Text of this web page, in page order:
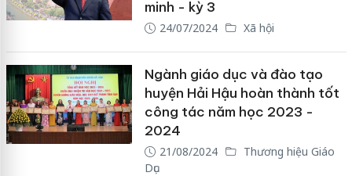
minh - kỳ 3
24/07/2024 Xã hội
Ngành giáo dục và đào tạo
huyện Hải Hậu hoàn thành tốt
công tác năm học 2023 -
2024
21/08/2024
Thương hiệu Giáo
Dục